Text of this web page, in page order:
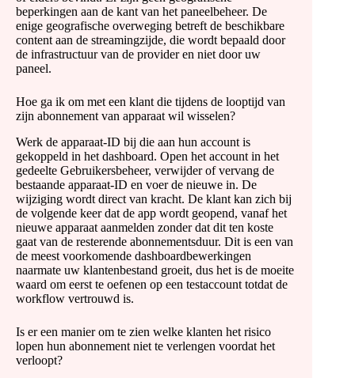
beperkingen aan de kant van het paneelbeheer. De
enige geografische overweging betreft de beschikbare
content aan de streamingzijde, die wordt bepaald door
de infrastructuur van de provider en niet door uw
paneel.
Hoe ga ik om met een klant die tijdens de looptijd van
zijn abonnement van apparaat wil wisselen?
Werk de apparaat-ID bij die aan hun account is
gekoppeld in het dashboard. Open het account in het
gedeelte Gebruikersbeheer, verwijder of vervang de
bestaande apparaat-ID en voer de nieuwe in. De
wijziging wordt direct van kracht. De klant kan zich bij
de volgende keer dat de app wordt geopend, vanaf het
nieuwe apparaat aanmelden zonder dat dit ten koste
gaat van de resterende abonnementsduur. Dit is een van
de meest voorkomende dashboardbewerkingen
naarmate uw klantenbestand groeit, dus het is de moeite
waard om eerst te oefenen op een testaccount totdat de
workflow vertrouwd is.
Is er een manier om te zien welke klanten het risico
lopen hun abonnement niet te verlengen voordat het
verloopt?